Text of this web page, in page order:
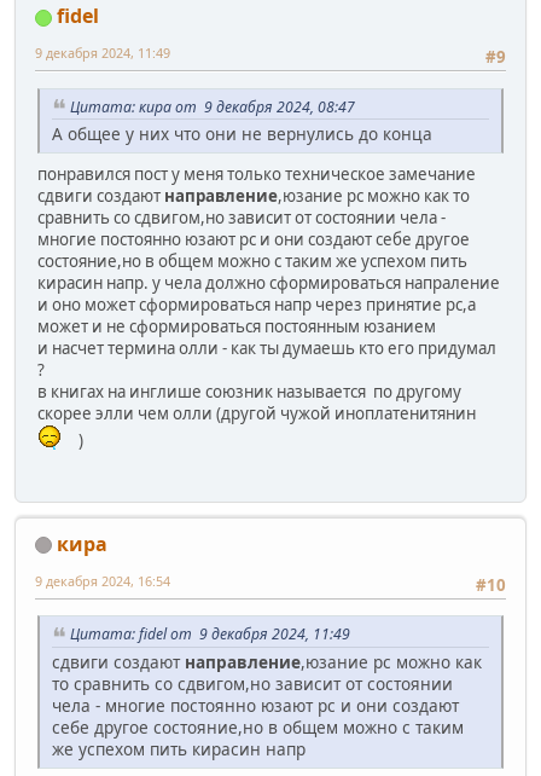
fidel
#9
9 декабря 2024, 11:49
Цитата: кира от 9 декабря 2024, 08:47
А общее у них что они не вернулись до конца
понравился пост у меня только техническое замечание
сдвиги создают направление,юзание рс можно как то
сравнить со сдвигом,но зависит от состоянии чела -
многие постоянно юзают рс и они создают себе другое
состояние,но в общем можно с таким же успехом пить
кирасин напр. у чела должно сформироваться напраление
и оно может сформироваться напр через принятие рс,а
может и не сформироваться постоянным юзанием
и насчет термина олли - как ты думаешь кто его придумал
?
в книгах на инглише союзник называется по другому
скорее элли чем олли (другой чужой иноплатенитянин
)
кира
#10
9 декабря 2024, 16:54
Цитата: fidel от 9 декабря 2024, 11:49
сдвиги создают направление,юзание рс можно как
то сравнить со сдвигом,но зависит от состоянии
чела - многие постоянно юзают рс и они создают
себе другое состояние,но в общем можно с таким
же успехом пить кирасин напр